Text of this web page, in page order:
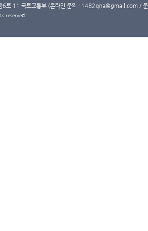
6로 11 국토교통부 (온라인 문의 : 1482qna@gmail.com /
reserved.